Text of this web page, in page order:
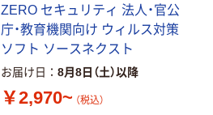
ZERO セキュリティ 法人・官公
庁・教育機関向け ウィルス対策
ソフト ソースネクスト
お届け日 8月8日（土）以降
￥2,970~ （税込）